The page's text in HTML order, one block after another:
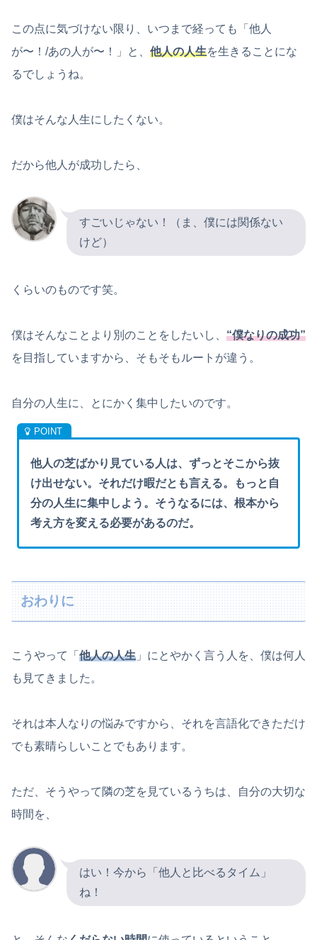
この点に気づけない限り、いつまで経っても「他人
が〜！/あの人が〜！」と、 他人の人生を生きることにな
るでしょうね。
僕はそんな人生にしたくない。
だから他人が成功したら、
すごいじゃない！（ま、僕には関係ない
けど）
くらいのものです笑。
僕はそんなことより別のことをしたいし、 “僕なりの成功”
を目指していますから、そもそもルートが違う。
自分の人生に、とにかく集中したいのです。
他人の芝ばかり見ている人は、ずっとそこから抜
け出せない。それだけ暇だとも言える。もっと自
分の人生に集中しよう。そうなるには、根本から
考え方を変える必要があるのだ。
おわりに
こうやって「 他人の人生 」にとやかく言う人を、僕は何人
も見てきました。
それは本人なりの悩みですから、それを言語化できただけ
でも素晴らしいことでもあります。
ただ、そうやって隣の芝を見ているうちは、自分の大切な
時間を、
はい！今から「他人と比べるタイム」
ね！